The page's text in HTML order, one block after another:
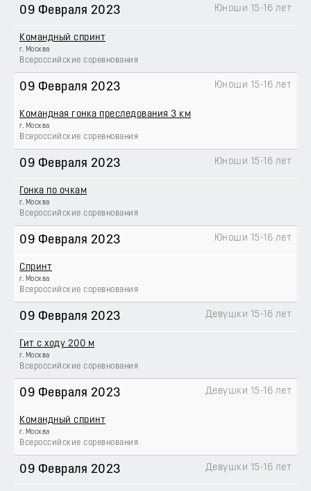
09 Февраля 2023
Командный спринт
г. Москва
Всероссийские соревнования
Юноши 15-16 лет
09 Февраля 2023
Командная гонка преследования 3 км
г. Москва
Всероссийские соревнования
Юноши 15-16 лет
09 Февраля 2023
Гонка по очкам
г. Москва
Всероссийские соревнования
Юноши 15-16 лет
09 Февраля 2023
Спринт
г. Москва
Всероссийские соревнования
Юноши 15-16 лет
09 Февраля 2023
Гит с ходу 200 м
г. Москва
Всероссийские соревнования
Девушки 15-16 лет
09 Февраля 2023
Командный спринт
г. Москва
Всероссийские соревнования
Девушки 15-16 лет
09 Февраля 2023 Девушки 15-16 лет